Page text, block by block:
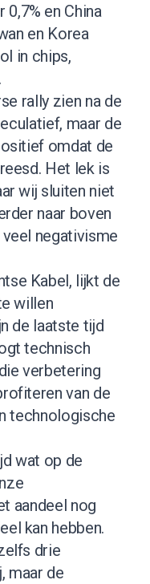
0,7% en China
en Korea
in chips,
rally zien na de
maar de
omdat de
Het lek is
wij sluiten niet
naar boven
negativisme
Kabel, lijkt de
willen
de laatste tijd
technisch
verbetering
van de
technologische
wat op de
aandeel nog
kan hebben.
drie
maar de